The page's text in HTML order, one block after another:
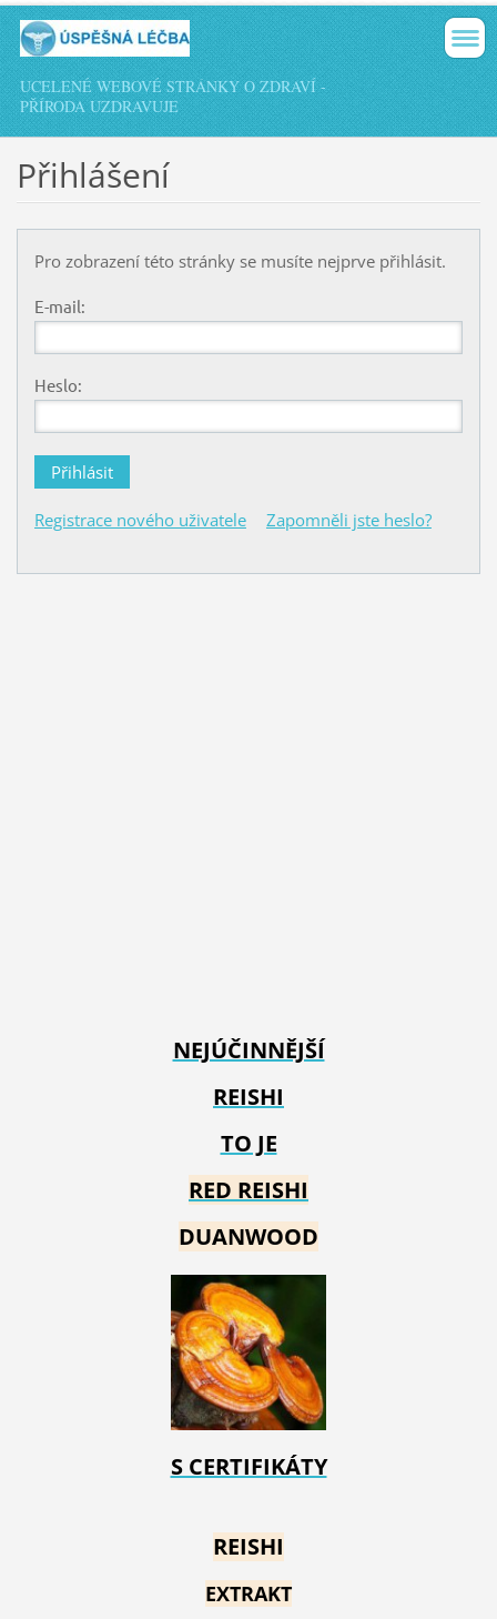
UCELENÉ WEBOVÉ STRÁNKY O ZDRAVÍ -
PŘÍRODA UZDRAVUJE
Přihlášení
Pro zobrazení této stránky se musíte nejprve přihlásit.
E-mail:
Heslo:
Registrace nového uživatele Zapomněli jste heslo?
NEJÚČINNĚJŠÍ
REISHI
TO JE
RED REISHI
DUANWOOD
S CERTIFIKÁTY
REISHI
EXTRAKT